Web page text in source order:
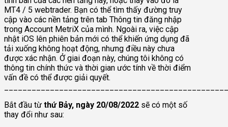
MT4 / 5 webtrader. Bạn có thể tìm thấy đường truy
cập vào các nền tảng trên tab Thông tin đăng nhập
trong Account MetriX của mình. Ngoài ra, việc cập
nhật iOS lên phiên bản mới có thể khiến ứng dụng đã
tải xuống không hoạt động, nhưng điều này chưa
được xác nhận. Ở giai đoạn này, chúng tôi không có
thông tin chính thức và thời gian ước tính về thời điểm
vấn đề có thể được giải quyết.
Bắt đầu từ thứ Bảy, ngày 20/08/2022 sẽ có một số
thay đổi như sau: